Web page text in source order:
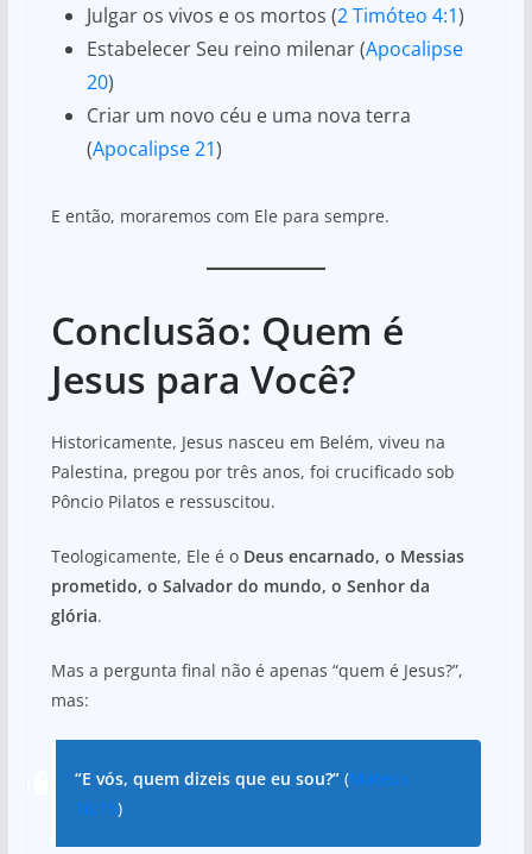
Julgar os vivos e os mortos (2 Timóteo 4:1)
Estabelecer Seu reino milenar (Apocalipse
20)
Criar um novo céu e uma nova terra
(Apocalipse 21)
E então, moraremos com Ele para sempre.
Conclusão: Quem é
Jesus para Você?
Historicamente, Jesus nasceu em Belém, viveu na
Palestina, pregou por três anos, foi crucificado sob
Pôncio Pilatos e ressuscitou.
Teologicamente, Ele é o Deus encarnado, o Messias
prometido, o Salvador do mundo, o Senhor da
glória.
Mas a pergunta final não é apenas “quem é Jesus?”,
mas:
“E vós, quem dizeis que eu sou?”(Mateus
16:15)